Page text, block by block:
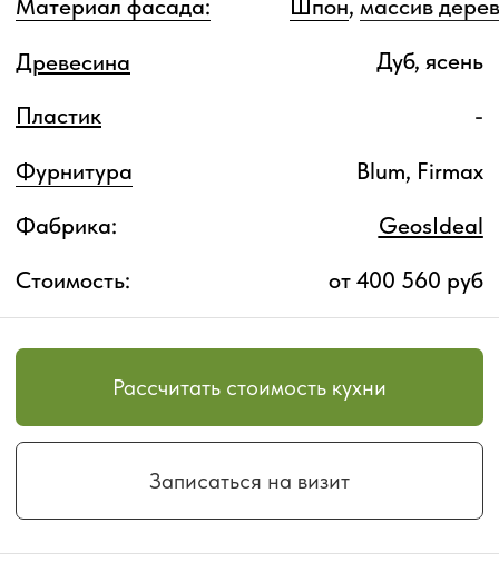
Особенности:
фасадами, облицованным шпоном дуба или
ясеня, или из крашеного МДФ.
Особенностью Юсты является узкий
деревянный кант, придающий кухне
лаконичный, строгий вид, органично
вписывающийся в современные интерьеры.
Сочетание минималистичного дизайна с
естественной теплотой натурального дерева
комфорта. Разнообразие материалов,
фактур и отделок фасада Юсты создаёт
поистине безграничные возможности в
компоновке кухонного гарнитура.
Записаться на визит